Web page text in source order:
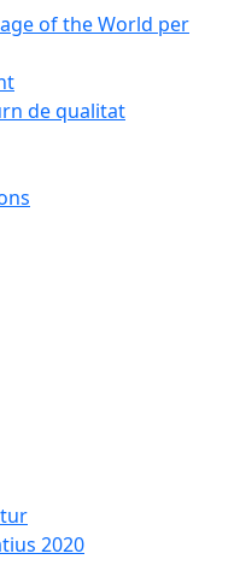
of the World per
de qualitat
2020